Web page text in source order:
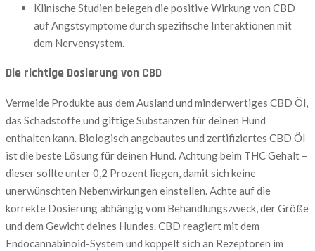
Klinische Studien belegen die positive Wirkung von CBD
auf Angstsymptome durch spezifische Interaktionen mit
dem Nervensystem.
Die richtige Dosierung von CBD
Vermeide Produkte aus dem Ausland und minderwertiges CBD Öl,
das Schadstoffe und giftige Substanzen für deinen Hund
enthalten kann. Biologisch angebautes und zertifiziertes CBD Öl
ist die beste Lösung für deinen Hund. Achtung beim THC Gehalt –
dieser sollte unter 0,2 Prozent liegen, damit sich keine
unerwünschten Nebenwirkungen einstellen. Achte auf die
korrekte Dosierung abhängig vom Behandlungszweck, der Größe
und dem Gewicht deines Hundes. CBD reagiert mit dem
Endocannabinoid-System und koppelt sich an Rezeptoren im